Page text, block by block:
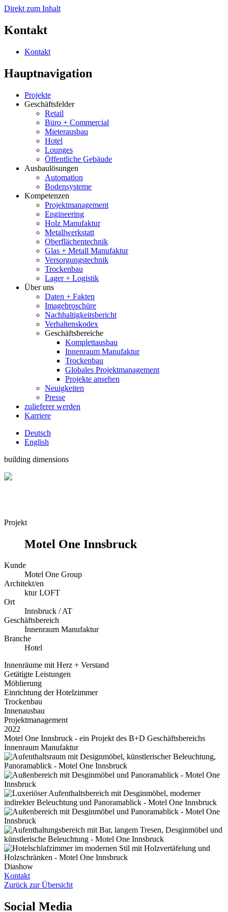
Direkt zum Inhalt
Kontakt
Kontakt
Hauptnavigation
Projekte
Geschäftsfelder
Retail
Büro + Commercial
Mieterausbau
Hotel
Lounges
Öffentliche Gebäude
Ausbaulösungen
Automation
Bodensysteme
Kompetenzen
Projektmanagement
Engineering
Holz Manufaktur
Metallwerkstatt
Oberflächentechnik
Glas + Metall Manufaktur
Versorgungstechnik
Trockenbau
Lager + Logistik
Über uns
Daten + Fakten
Imagebroschüre
Nachhaltigkeitsbericht
Verhaltenskodex
Geschäftsbereiche
Komplettausbau
Innenraum Manufaktur
Trockenbau
Globales Projektmanagement
Projekte ansehen
Neuigkeiten
Presse
zulieferer werden
Karriere
Deutsch
English
building dimensions
Projekt
Motel One Innsbruck
Kunde
Motel One Group
Architekt/en
ktur LOFT
Ort
Innsbruck / AT
Geschäftsbereich
Innenraum Manufaktur
Branche
Hotel
Innenräume mit Herz + Verstand
Getätigte Leistungen
Möblierung
Einrichtung der Hotelzimmer
Trockenbau
Innenausbau
Projektmanagement
2022
Motel One Innsbruck - ein Projekt des B+D Geschäftsbereichs
Innenraum Manufaktur
Diashow
Kontakt
Zurück zur Übersicht
Social Media